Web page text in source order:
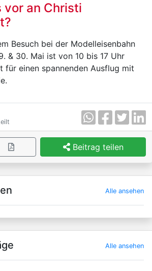
vor an Christi
Besuch bei der Modelleisenbahn
& 30. Mai ist von 10 bis 17 Uhr
einen spannenden Ausflug mit
Beitrag teilen
Alle ansehen
Alle ansehen